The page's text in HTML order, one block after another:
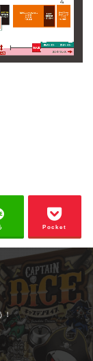
Pocket